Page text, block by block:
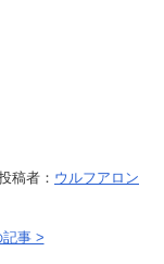
稿者： ウルフアロン
記事 >